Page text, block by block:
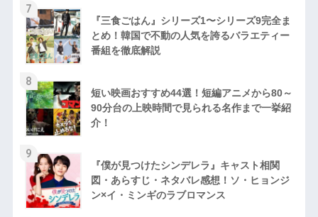
7
『三食ごはん』シリーズ1〜シリーズ9完全ま
とめ！韓国で不動の人気を誇るバラエティー
番組を徹底解説
8
短い映画おすすめ44選！短編アニメから80～
90分台の上映時間で見られる名作まで一挙紹
介！
9
『僕が見つけたシンデレラ』キャスト相関
図・あらすじ・ネタバレ感想！ソ・ヒョンジ
ン×イ・ミンギのラブロマンス